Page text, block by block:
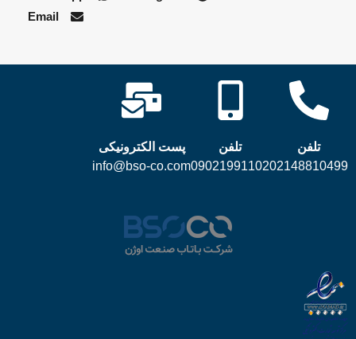
Email
تلفن
02148810499
تلفن
09021991102
پست الکترونیکی
info@bso-co.com